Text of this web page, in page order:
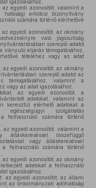
igazolásához,
az egyedi azonosítót, valamint a
erkölcsi bizonyítvány
számára történő elérhetővé
egyedi azonosítót, az okmány
való jogosultság
szereplő adatot
irányuló eljárás támogatásához,
tételéhez vagy az adat
az egyedi azonosítót, az okmány
szereplő adatot az
támogatásához, valamint a
vagy az adat igazolásához,
az egyedi azonosítót, a
adatokat, valamint az
keresztül elérhető adatokat a
szolgáltatás
felhasználó számára történő
az egyedi azonosítót, valamint a
álláskereséssel összefüggő
vagy álláskereséssel
a felhasználó számára történő
az egyedi azonosítót, az okmány
adatokat a felhasználó
igazolásához,
az egyedi azonosítót, az állami
az önkormányzati adóhatóság